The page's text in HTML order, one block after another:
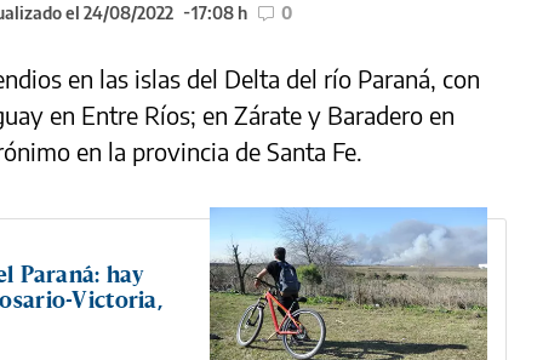
el 24/08/2022 17:08 h 0
en las islas del Delta del río Paraná, con
en Entre Ríos; en Zárate y Baradero en
en la provincia de Santa Fe.
Paraná: hay
Victoria,